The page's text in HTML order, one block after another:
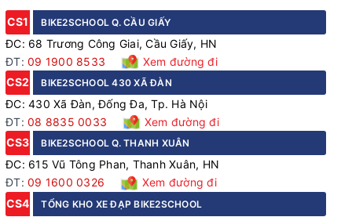
CS1 BIKE2SCHOOL Q. CẦU GIẤY
ĐC: 68 Trương Công Giai, Cầu Giấy, HN
ĐT: 09 1900 8533
Xem đường đi
CS2
BIKE2SCHOOL 430 XÃ ĐÀN
ĐC: 430 Xã Đàn, Đống Đa, Tp. Hà Nội
ĐT: 08 8835 0033
Xem đường đi
CS3
BIKE2SCHOOL Q. THANH XUÂN
ĐC: 615 Vũ Tông Phan, Thanh Xuân, HN
ĐT: 09 1600 0326
Xem đường đi
CS4
TỔNG KHO XE ĐẠP BIKE2SCHOOL